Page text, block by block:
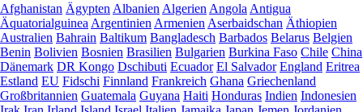
Afghanistan Ägypten Albanien Algerien Angola Antigua
Äquatorialguinea Argentinien Armenien Aserbaidschan Äthiopien
Australien Bahrain Baltikum Bangladesch Barbados Belarus Belgien
Benin Bolivien Bosnien Brasilien Bulgarien Burkina Faso Chile China
Dänemark DR Kongo Dschibuti Ecuador El Salvador England Eritrea
Estland EU Fidschi Finnland Frankreich Ghana Griechenland
Großbritannien Guatemala Guyana Haiti Honduras Indien Indonesien